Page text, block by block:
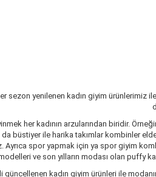
sezon yenilenen kadın giyim ürünlerimiz
her kadının arzularından biridir.
büstiyer ile harika takımlar kombinler
Ayrıca spor yapmak için ya spor giyim
ve son yılların modası olan
güncellenen kadın giyim ürünleri ile